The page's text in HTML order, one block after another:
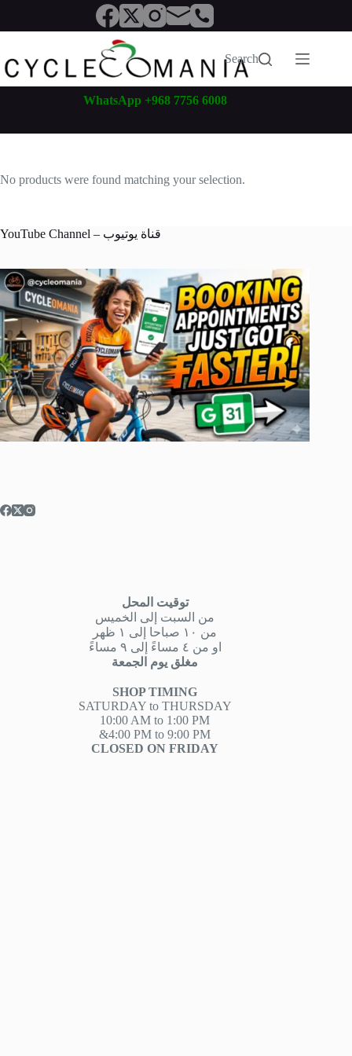
content
Search
WhatsApp +968 7756 6008
No products were found matching your selection.
YouTube Channel – قناة يوتيوب
توقيت المحل
من السبت إلى الخميس
من ١٠ صباحا إلى ١ ظهر
او من ٤ مساءً إلى ٩ مساءً
مغلق يوم الجمعة
SHOP TIMING
SATURDAY to THURSDAY
10:00 AM to 1:00 PM
&4:00 PM to 9:00 PM
CLOSED ON FRIDAY